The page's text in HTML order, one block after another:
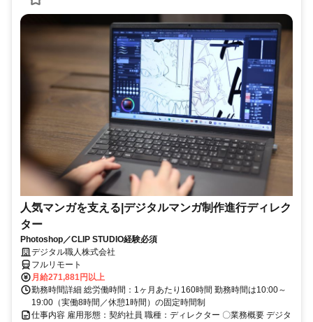
人気マンガを支える|デジタルマンガ制作進行ディレク
ター
Photoshop／CLIP STUDIO経験必須
デジタル職人株式会社
フルリモート
月給271,881円以上
勤務時間詳細 総労働時間：1ヶ月あたり160時間 勤務時間は10:00～
19:00（実働8時間／休憩1時間）の固定時間制
仕事内容 雇用形態：契約社員 職種：ディレクター 〇業務概要 デジタ